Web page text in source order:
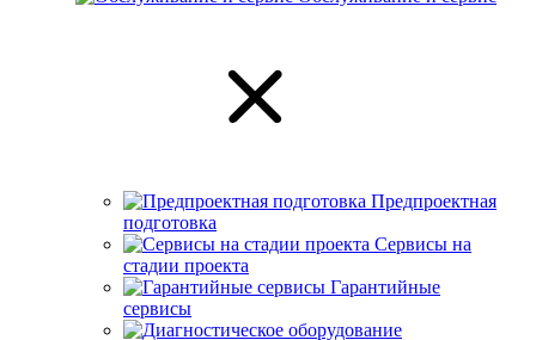
Предпроектная
подготовка
Сервисы на
стадии проекта
Гарантийные
сервисы